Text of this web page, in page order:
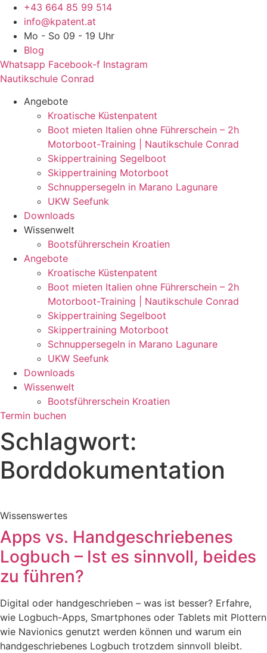
Zum
Inhalt
springen
+43 664 85 99 514
info@kpatent.at
Mo - So 09 - 19 Uhr
Blog
Whatsapp Facebook-f Instagram
Nautikschule Conrad
Angebote
Kroatische Küstenpatent
Boot mieten Italien ohne Führerschein – 2h
Motorboot-Training | Nautikschule Conrad
Skippertraining Segelboot
Skippertraining Motorboot
Schnuppersegeln in Marano Lagunare
UKW Seefunk
Downloads
Wissenwelt
Bootsführerschein Kroatien
Angebote
Kroatische Küstenpatent
Boot mieten Italien ohne Führerschein – 2h
Motorboot-Training | Nautikschule Conrad
Skippertraining Segelboot
Skippertraining Motorboot
Schnuppersegeln in Marano Lagunare
UKW Seefunk
Downloads
Wissenwelt
Bootsführerschein Kroatien
Termin buchen
Schlagwort:
Borddokumentation
Wissenswertes
Apps vs. Handgeschriebenes
Logbuch – Ist es sinnvoll, beides
zu führen?
Digital oder handgeschrieben – was ist besser? Erfahre,
wie Logbuch-Apps, Smartphones oder Tablets mit Plottern
wie Navionics genutzt werden können und warum ein
handgeschriebenes Logbuch trotzdem sinnvoll bleibt.